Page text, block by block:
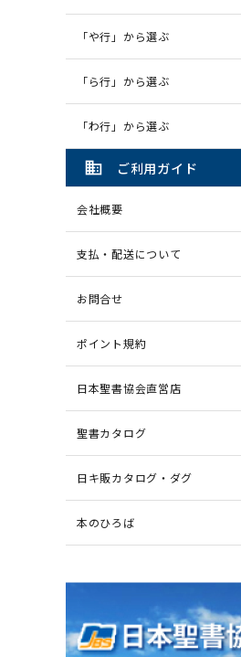
「や行」から選ぶ
「ら行」から選ぶ
「わ行」から選ぶ
domain ご利用ガイド
会社概要
支払・配送について
お問合せ
ポイント規約
日本聖書協会直営店
聖書カタログ
日キ販カタログ・ダグ
本のひろば